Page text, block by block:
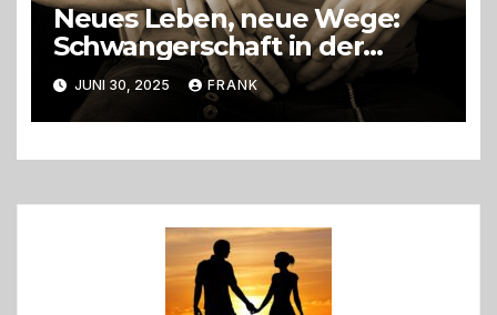
Neues Leben, neue Wege:
Schwangerschaft in der
LGBTQ+ Community
JUNI 30, 2025 FRANK